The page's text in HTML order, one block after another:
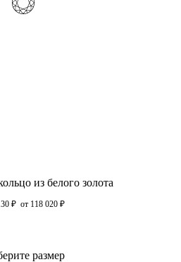
из белого золота
₽ от 118 020 ₽
размер